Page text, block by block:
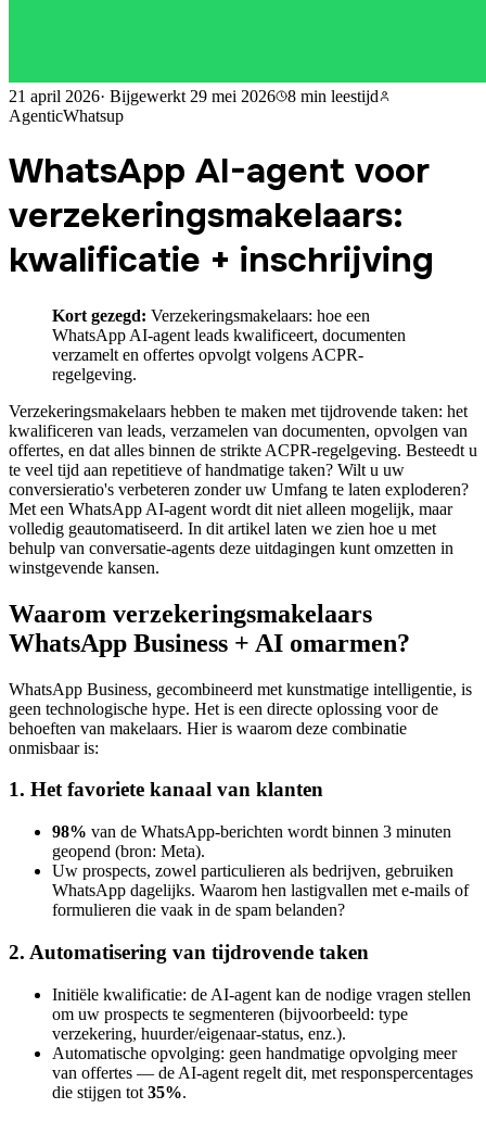
21 april 2026· Bijgewerkt 29 mei 2026 8 min leestijd
AgenticWhatsup
WhatsApp AI-agent voor
verzekeringsmakelaars:
kwalificatie + inschrijving
Kort gezegd: Verzekeringsmakelaars: hoe een
WhatsApp AI-agent leads kwalificeert, documenten
verzamelt en offertes opvolgt volgens ACPR-
regelgeving.
Verzekeringsmakelaars hebben te maken met tijdrovende taken: het
kwalificeren van leads, verzamelen van documenten, opvolgen van
offertes, en dat alles binnen de strikte ACPR-regelgeving. Besteedt u
te veel tijd aan repetitieve of handmatige taken? Wilt u uw
conversieratio's verbeteren zonder uw Umfang te laten exploderen?
Met een WhatsApp AI-agent wordt dit niet alleen mogelijk, maar
volledig geautomatiseerd. In dit artikel laten we zien hoe u met
behulp van conversatie-agents deze uitdagingen kunt omzetten in
winstgevende kansen.
Waarom verzekeringsmakelaars
WhatsApp Business + AI omarmen?
WhatsApp Business, gecombineerd met kunstmatige intelligentie, is
geen technologische hype. Het is een directe oplossing voor de
behoeften van makelaars. Hier is waarom deze combinatie
onmisbaar is:
1. Het favoriete kanaal van klanten
98% van de WhatsApp-berichten wordt binnen 3 minuten
geopend (bron: Meta).
Uw prospects, zowel particulieren als bedrijven, gebruiken
WhatsApp dagelijks. Waarom hen lastigvallen met e-mails of
formulieren die vaak in de spam belanden?
2. Automatisering van tijdrovende taken
Initiële kwalificatie: de AI-agent kan de nodige vragen stellen
om uw prospects te segmenteren (bijvoorbeeld: type
verzekering, huurder/eigenaar-status, enz.).
Automatische opvolging: geen handmatige opvolging meer
van offertes — de AI-agent regelt dit, met responspercentages
die stijgen tot 35%.